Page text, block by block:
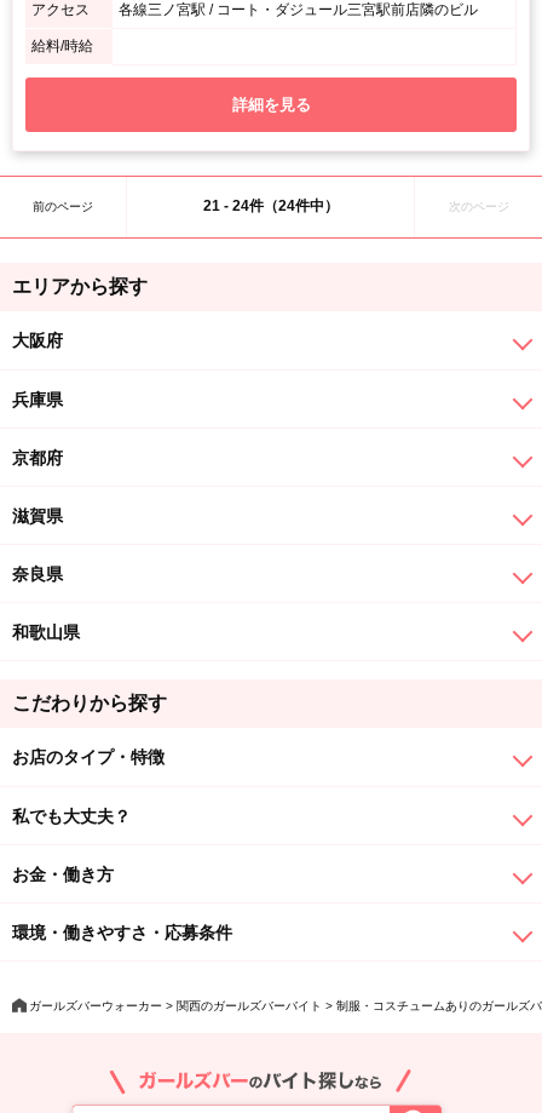
アクセス 各線三ノ宮駅 / コート・ダジュール三宮駅前店隣のビル
給料/時給
詳細を見る
前のページ 21 - 24件（24件中） 次のページ
エリアから探す
大阪府
兵庫県
京都府
滋賀県
奈良県
和歌山県
こだわりから探す
お店のタイプ・特徴
私でも大丈夫？
お金・働き方
環境・働きやすさ・応募条件
ガールズバーウォーカー 関西のガールズバーバイト 制服・コスチュームありのガールズ